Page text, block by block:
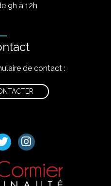
9h à 12h
de contact :
vers le compte Facebook
Lien vers le compte Twitter
Lien vers le compte